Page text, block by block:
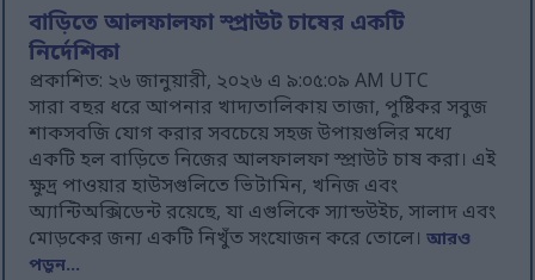
বাড়িতে আলফালফা স্প্রাউট চাষের একটি
নির্দেশিকা
প্রকাশিত: ২৬ জানুয়ারী, ২০২৬ এ ৯:০৫:০৯ AM UTC
সারা বছর ধরে আপনার খাদ্যতালিকায় তাজা, পুষ্টিকর সবুজ
শাকসবজি যোগ করার সবচেয়ে সহজ উপায়গুলির মধ্যে
একটি হল বাড়িতে নিজের আলফালফা স্প্রাউট চাষ করা। এই
ক্ষুদ্র পাওয়ার হাউসগুলিতে ভিটামিন, খনিজ এবং
অ্যান্টিঅক্সিডেন্ট রয়েছে, যা এগুলিকে স্যান্ডউইচ, সালাদ এবং
মোড়কের জন্য একটি নিখুঁত সংযোজন করে তোলে।আরও
পড়ুন...